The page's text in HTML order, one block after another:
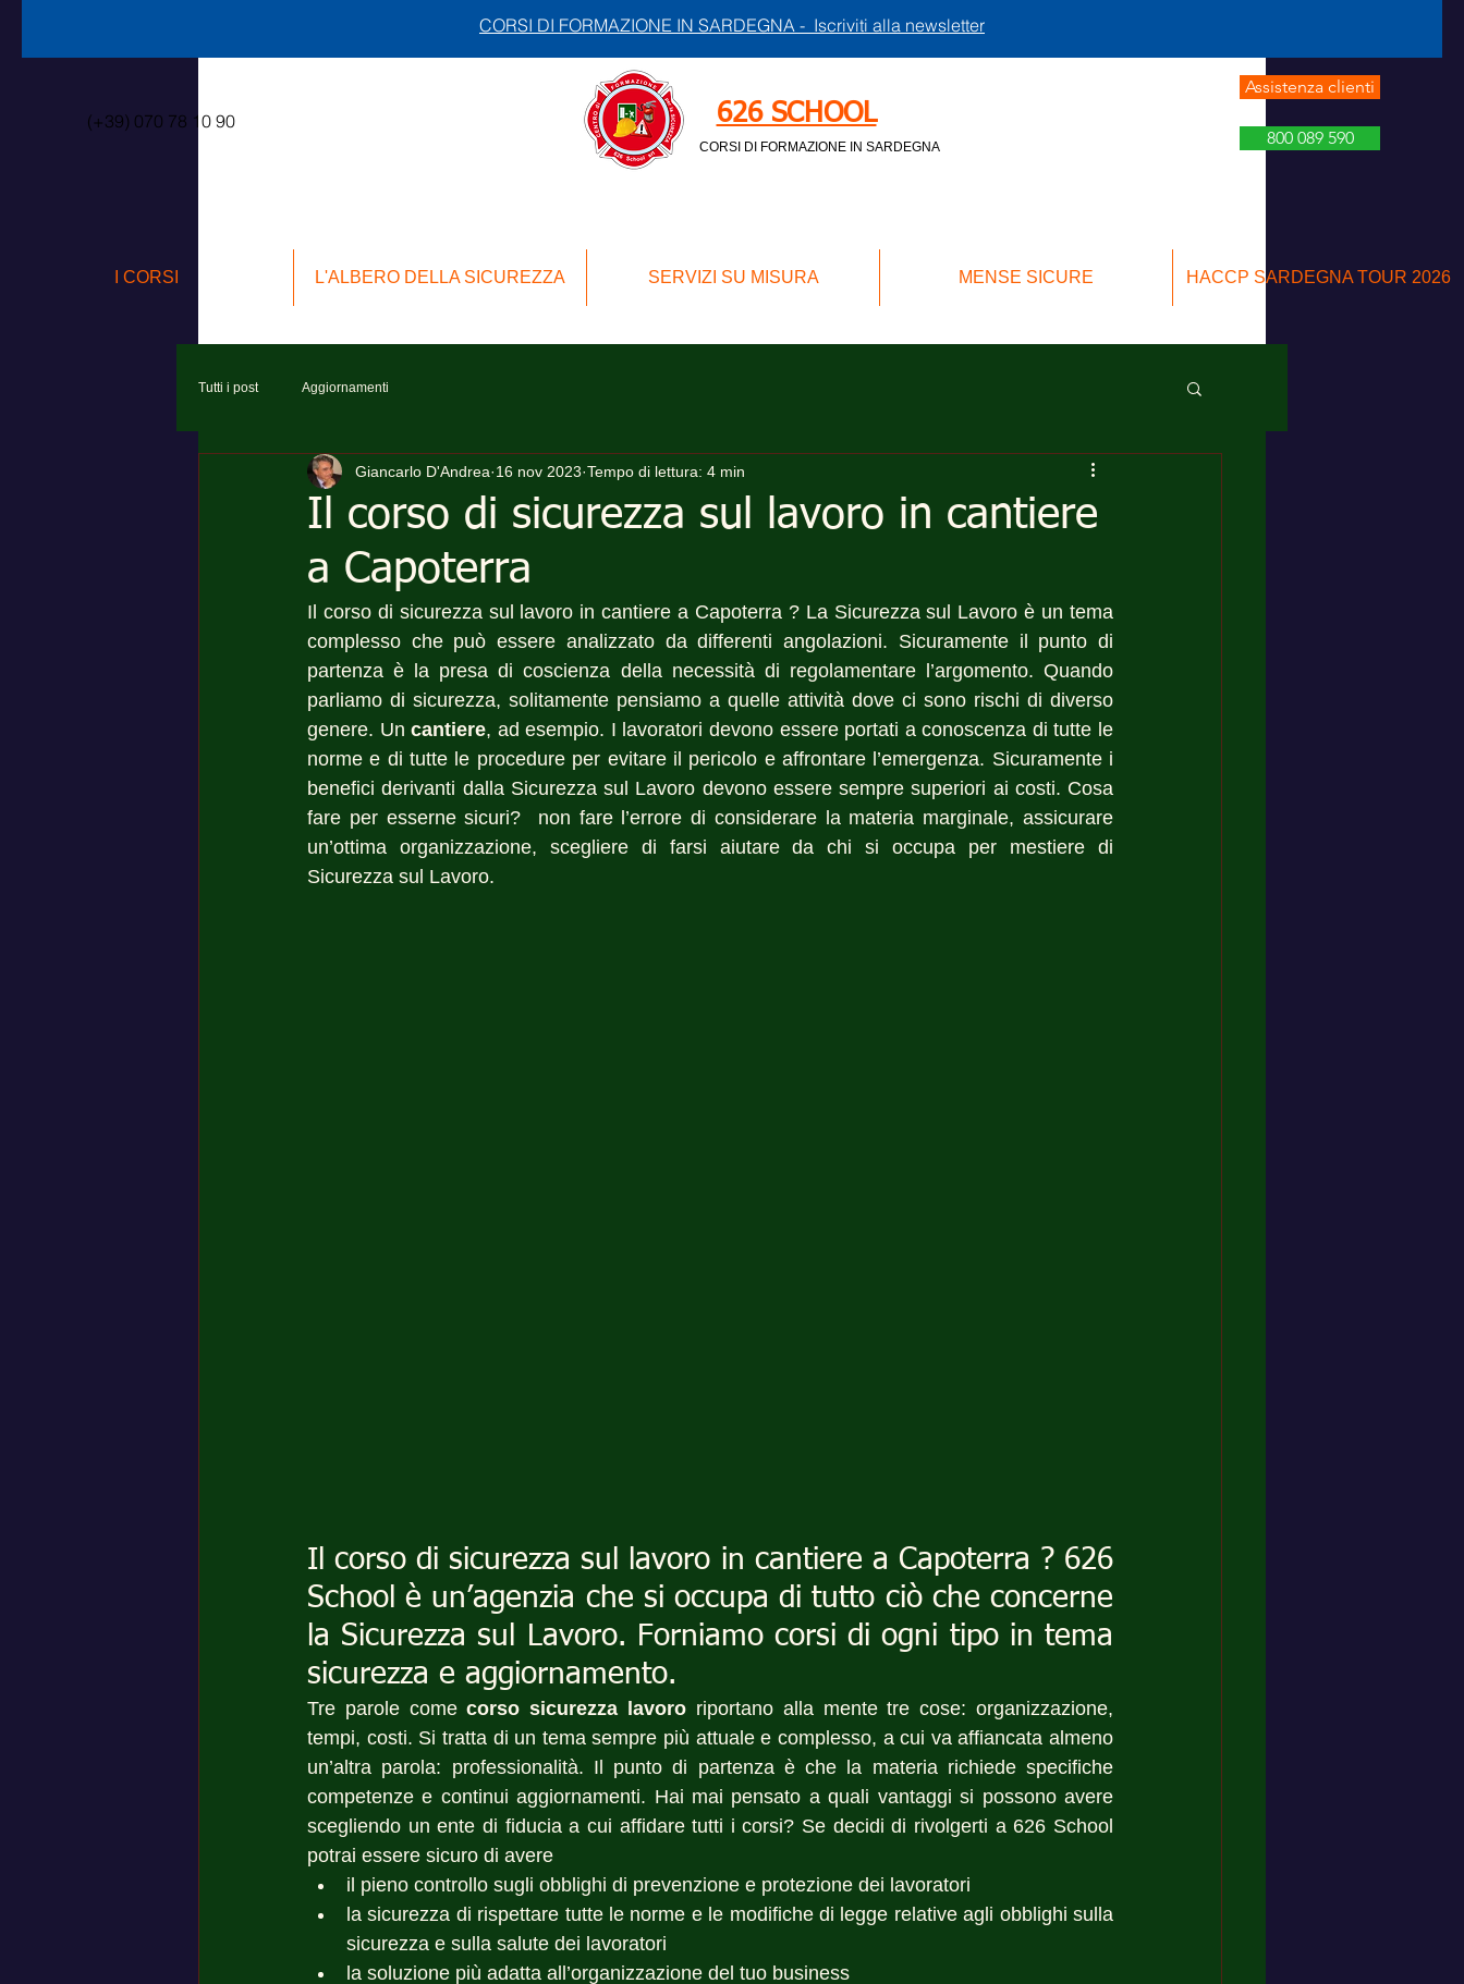
CORSI DI FORMAZIONE IN SARDEGNA - Iscriviti alla newsletter
(+39) 070 78 10 90 626 SCHOOL
CORSI DI FORMAZIONE IN SARDEGNA
Assistenza clienti
800 089 590
I CORSI L'ALBERO DELLA SICUREZZA SERVIZI SU MISURA MENSE SICURE HACCP SARDEGNA TOUR 2026
Tutti i post Aggiornamenti
Il corso di sicurezza sul lavoro in cantiere
a Capoterra
Giancarlo D'Andrea 16 nov 2023 Tempo di lettura: 4 min
Il corso di sicurezza sul lavoro in cantiere a Capoterra ? La Sicurezza sul Lavoro è un tema
complesso che può essere analizzato da differenti angolazioni. Sicuramente il punto di
partenza è la presa di coscienza della necessità di regolamentare l’argomento. Quando
parliamo di sicurezza, solitamente pensiamo a quelle attività dove ci sono rischi di diverso
genere. Un cantiere, ad esempio. I lavoratori devono essere portati a conoscenza di tutte le
norme e di tutte le procedure per evitare il pericolo e affrontare l’emergenza. Sicuramente i
benefici derivanti dalla Sicurezza sul Lavoro devono essere sempre superiori ai costi. Cosa
fare per esserne sicuri?  non fare l’errore di considerare la materia marginale, assicurare
un’ottima organizzazione, scegliere di farsi aiutare da chi si occupa per mestiere di
Sicurezza sul Lavoro.
Il corso di sicurezza sul lavoro in cantiere a Capoterra ? 626
School è un’agenzia che si occupa di tutto ciò che concerne
la Sicurezza sul Lavoro. Forniamo corsi di ogni tipo in tema
sicurezza e aggiornamento.
Tre parole come corso sicurezza lavoro riportano alla mente tre cose: organizzazione,
tempi, costi. Si tratta di un tema sempre più attuale e complesso, a cui va affiancata almeno
un’altra parola: professionalità. Il punto di partenza è che la materia richiede specifiche
competenze e continui aggiornamenti. Hai mai pensato a quali vantaggi si possono avere
scegliendo un ente di fiducia a cui affidare tutti i corsi? Se decidi di rivolgerti a 626 School
potrai essere sicuro di avere
il pieno controllo sugli obblighi di prevenzione e protezione dei lavoratori
la sicurezza di rispettare tutte le norme e le modifiche di legge relative agli obblighi sulla
sicurezza e sulla salute dei lavoratori
la soluzione più adatta all’organizzazione del tuo business